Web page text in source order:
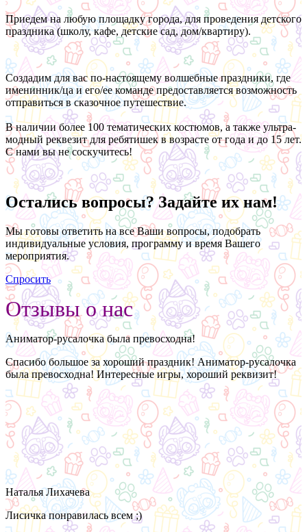
Приедем на любую площадку города, для проведения детского
праздника (школу, кафе, детские сад, дом/квартиру).
Создадим для вас по-настоящему волшебные праздники, где
именинник/ца и его/ее команде предоставляется возможность
отправиться в сказочное путешествие.
В наличии более 100 тематических костюмов, а также ультра-
модный реквезит для ребятишек в возрасте от года и до 15 лет.
С нами вы не соскучитесь!
Остались вопросы? Задайте их нам!
Мы готовы ответить на все Ваши вопросы, подобрать
индивидуальные условия, программу и время Вашего
мероприятия.
Спросить
Отзывы о нас
Аниматор-русалочка была превосходна!
Спасибо большое за хороший праздник! Аниматор-русалочка
была превосходна! Интересные игры, хороший реквизит!
Наталья Лихачева
Лисичка понравилась всем ;)